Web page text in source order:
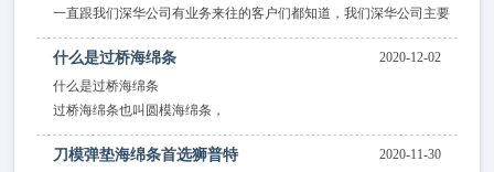
一直跟我们深华公司有业务来往的客户们都知道，我们深华公司主要
的是生产刀模海绵条，
什么是过桥海绵条 2020-12-02
什么是过桥海绵条
过桥海绵条也叫圆模海绵条，
它广范应用于圆模刀模，各种机器夹鏠
刀模弹垫海绵条首选狮普特 2020-11-30